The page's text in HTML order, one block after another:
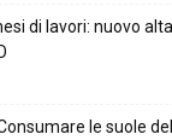
di lavori: nuovo
le suole